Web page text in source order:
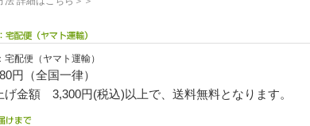
宅配便（ヤマト運輸）
円（全国一律）
げ金額 3,300円(税込)以上で、送料無料となります。